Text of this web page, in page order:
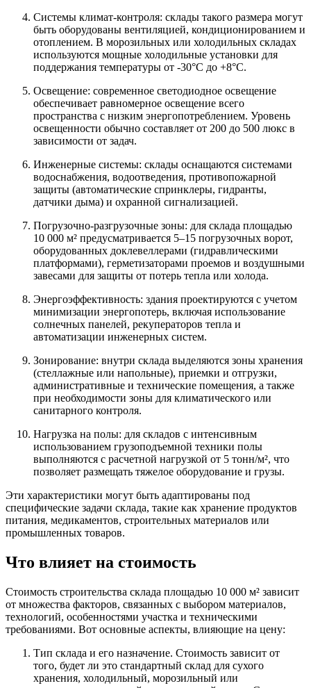
Системы климат-контроля: склады такого размера могут
быть оборудованы вентиляцией, кондиционированием и
отоплением. В морозильных или холодильных складах
используются мощные холодильные установки для
поддержания температуры от -30°C до +8°C.
Освещение: современное светодиодное освещение
обеспечивает равномерное освещение всего
пространства с низким энергопотреблением. Уровень
освещенности обычно составляет от 200 до 500 люкс в
зависимости от задач.
Инженерные системы: склады оснащаются системами
водоснабжения, водоотведения, противопожарной
защиты (автоматические спринклеры, гидранты,
датчики дыма) и охранной сигнализацией.
Погрузочно-разгрузочные зоны: для склада площадью
10 000 м² предусматривается 5–15 погрузочных ворот,
оборудованных доклевеллерами (гидравлическими
платформами), герметизаторами проемов и воздушными
завесами для защиты от потерь тепла или холода.
Энергоэффективность: здания проектируются с учетом
минимизации энергопотерь, включая использование
солнечных панелей, рекуператоров тепла и
автоматизации инженерных систем.
Зонирование: внутри склада выделяются зоны хранения
(стеллажные или напольные), приемки и отгрузки,
административные и технические помещения, а также
при необходимости зоны для климатического или
санитарного контроля.
Нагрузка на полы: для складов с интенсивным
использованием грузоподъемной техники полы
выполняются с расчетной нагрузкой от 5 тонн/м², что
позволяет размещать тяжелое оборудование и грузы.
Эти характеристики могут быть адаптированы под
специфические задачи склада, такие как хранение продуктов
питания, медикаментов, строительных материалов или
промышленных товаров.
Что влияет на стоимость
Стоимость строительства склада площадью 10 000 м² зависит
от множества факторов, связанных с выбором материалов,
технологий, особенностями участка и техническими
требованиями. Вот основные аспекты, влияющие на цену:
Тип склада и его назначение. Стоимость зависит от
того, будет ли это стандартный склад для сухого
хранения, холодильный, морозильный или